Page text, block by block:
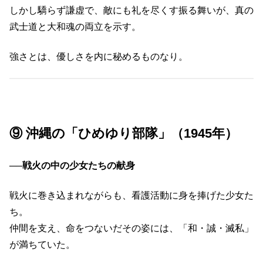
しかし驕らず謙虚で、敵にも礼を尽くす振る舞いが、真の
武士道と大和魂の両立を示す。
強さとは、優しさを内に秘めるものなり。
⑨ 沖縄の「ひめゆり部隊」（1945年）
──戦火の中の少女たちの献身
戦火に巻き込まれながらも、看護活動に身を捧げた少女た
ち。
仲間を支え、命をつないだその姿には、「和・誠・滅私」
が満ちていた。